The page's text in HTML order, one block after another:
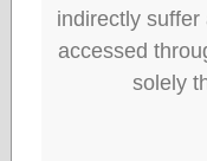
indirectly
accessed
solely